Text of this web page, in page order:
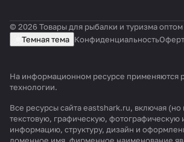
© 2026 Товары для рыбалки и туризма оптом
Темная тема Конфиденциальность
На информационном ресурсе применяются
технологии.
Все ресурсы сайта eastshark.ru, включая (но
текстовую, графическую, фотографическую
информацию, структуру, дизайн и